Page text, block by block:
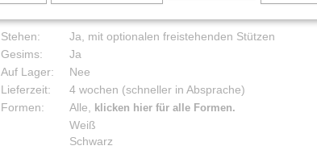
Stehen:
Ja, mit optionalen freistehenden Stützen
Gesims:
Ja
Auf Lager:
Nee
Lieferzeit:
4 wochen (schneller in Absprache)
Formen:
Alle, klicken hier für alle Formen.
Weiß
Schwarz